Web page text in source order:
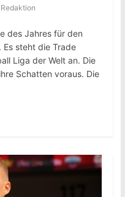
des Jahres für den
steht die Trade
Liga der Welt an. Die
Schatten voraus. Die